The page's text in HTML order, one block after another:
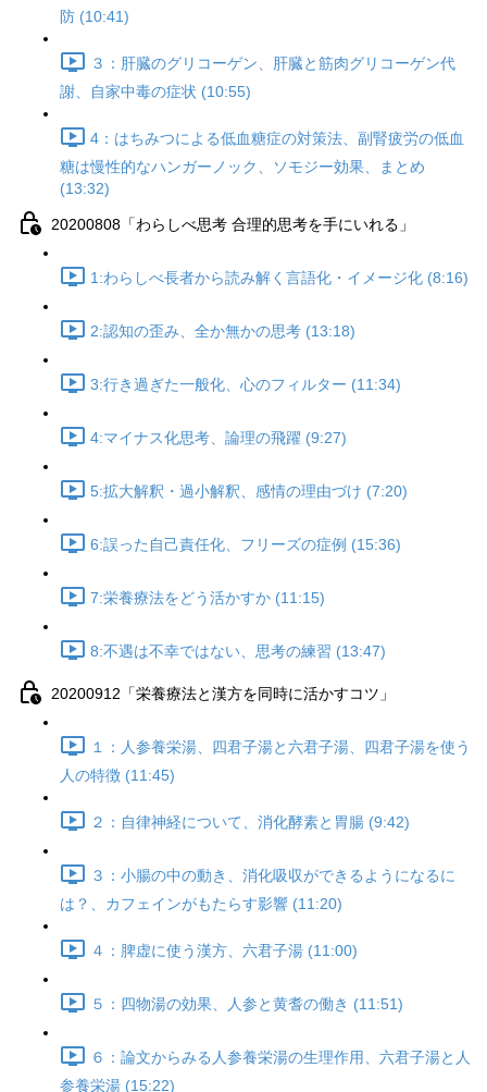
防 (10:41)
３：肝臓のグリコーゲン、肝臓と筋肉グリコーゲン代
謝、自家中毒の症状 (10:55)
4：はちみつによる低血糖症の対策法、副腎疲労の低血
糖は慢性的なハンガーノック、ソモジー効果、まとめ
(13:32)
20200808「わらしべ思考 合理的思考を手にいれる」
1:わらしべ長者から読み解く言語化・イメージ化 (8:16)
2:認知の歪み、全か無かの思考 (13:18)
3:行き過ぎた一般化、心のフィルター (11:34)
4:マイナス化思考、論理の飛躍 (9:27)
5:拡大解釈・過小解釈、感情の理由づけ (7:20)
6:誤った自己責任化、フリーズの症例 (15:36)
7:栄養療法をどう活かすか (11:15)
8:不遇は不幸ではない、思考の練習 (13:47)
20200912「栄養療法と漢方を同時に活かすコツ」
１：人参養栄湯、四君子湯と六君子湯、四君子湯を使う
人の特徴 (11:45)
２：自律神経について、消化酵素と胃腸 (9:42)
３：小腸の中の動き、消化吸収ができるようになるに
は？、カフェインがもたらす影響 (11:20)
４：脾虚に使う漢方、六君子湯 (11:00)
５：四物湯の効果、人参と黄耆の働き (11:51)
６：論文からみる人参養栄湯の生理作用、六君子湯と人
参養栄湯 (15:22)